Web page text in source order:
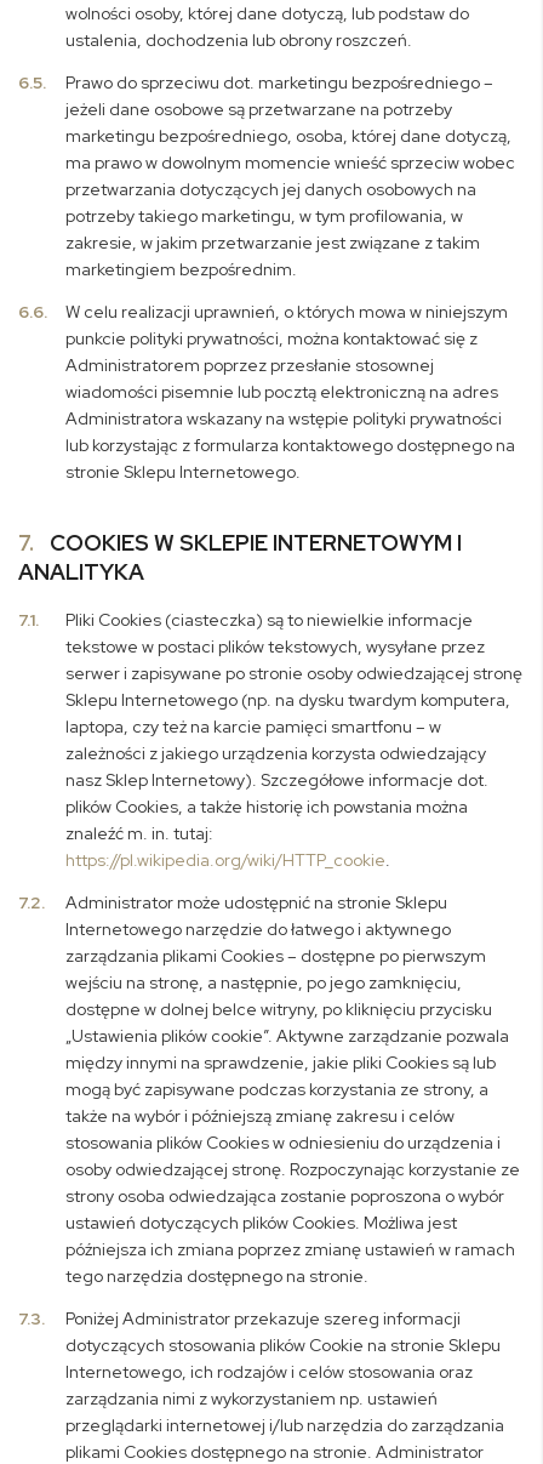
wolności osoby, której dane dotyczą, lub podstaw do
ustalenia, dochodzenia lub obrony roszczeń.
6.5.
Prawo do sprzeciwu dot. marketingu bezpośredniego–
jeżeli dane osobowe są przetwarzane na potrzeby
marketingu bezpośredniego, osoba, której dane dotyczą,
ma prawo w dowolnym momencie wnieść sprzeciw wobec
przetwarzania dotyczących jej danych osobowych na
potrzeby takiego marketingu, w tym profilowania, w
zakresie, w jakim przetwarzanie jest związane z takim
marketingiem bezpośrednim.
6.6.
W celu realizacji uprawnień, o których mowa w niniejszym
punkcie polityki prywatności, można kontaktować się z
Administratorem poprzez przesłanie stosownej
wiadomości pisemnie lub pocztą elektroniczną na adres
Administratora wskazany na wstępie polityki prywatności
lub korzystając z formularza kontaktowego dostępnego na
stronie Sklepu Internetowego.
7.
COOKIES W SKLEPIE INTERNETOWYM I
ANALITYKA
7.1.
Pliki Cookies (ciasteczka) są to niewielkie informacje
tekstowe w postaci plików tekstowych, wysyłane przez
serwer i zapisywane po stronie osoby odwiedzającej stronę
Sklepu Internetowego (np. na dysku twardym komputera,
laptopa, czy też na karcie pamięci smartfonu – w
zależności z jakiego urządzenia korzysta odwiedzający
nasz Sklep Internetowy). Szczegółowe informacje dot.
plików Cookies, a także historię ich powstania można
znaleźć m. in. tutaj:
https://pl.wikipedia.org/wiki/HTTP_cookie.
7.2.
Administrator może udostępnić na stronie Sklepu
Internetowego narzędzie do łatwego i aktywnego
zarządzania plikami Cookies – dostępne po pierwszym
wejściu na stronę, a następnie, po jego zamknięciu,
dostępne w dolnej belce witryny, po kliknięciu przycisku
„Ustawienia plików cookie”. Aktywne zarządzanie pozwala
między innymi na sprawdzenie, jakie pliki Cookies są lub
mogą być zapisywane podczas korzystania ze strony, a
także na wybór i późniejszą zmianę zakresu i celów
stosowania plików Cookies w odniesieniu do urządzenia i
osoby odwiedzającej stronę. Rozpoczynając korzystanie ze
strony osoba odwiedzająca zostanie poproszona o wybór
ustawień dotyczących plików Cookies. Możliwa jest
późniejsza ich zmiana poprzez zmianę ustawień w ramach
tego narzędzia dostępnego na stronie.
7.3.
Poniżej Administrator przekazuje szereg informacji
dotyczących stosowania plików Cookie na stronie Sklepu
Internetowego, ich rodzajów i celów stosowania oraz
zarządzania nimi z wykorzystaniem np. ustawień
przeglądarki internetowej i/lub narzędzia do zarządzania
plikami Cookies dostępnego na stronie. Administrator